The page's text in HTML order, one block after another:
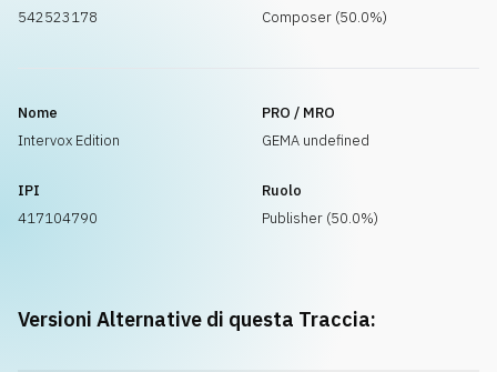
542523178
Composer (50.0%)
Nome
Intervox Edition
PRO / MRO
GEMA undefined
IPI
417104790
Ruolo
Publisher (50.0%)
Versioni Alternative di questa Traccia: